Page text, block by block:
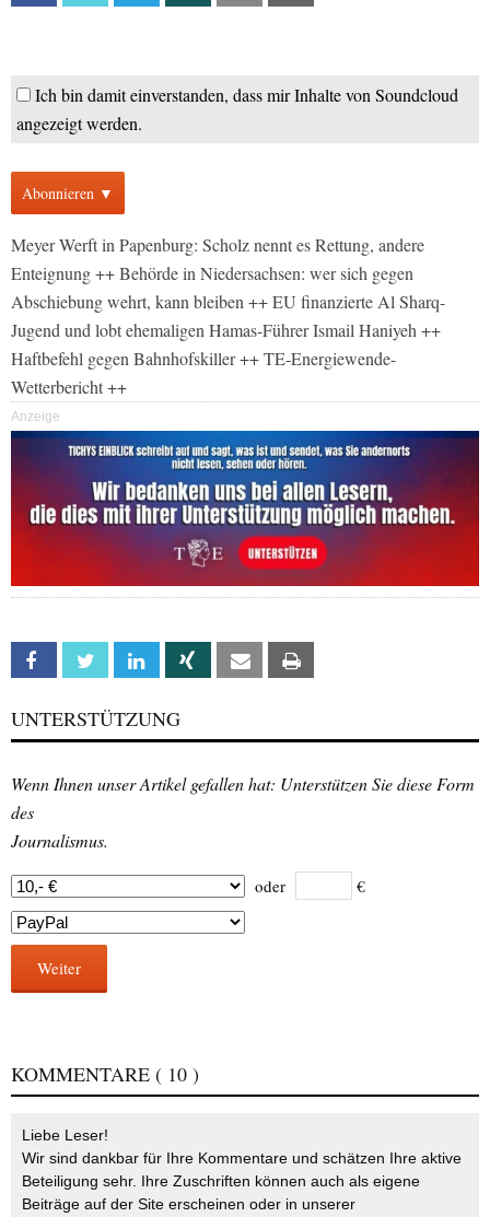
Ich bin damit einverstanden, dass mir Inhalte von Soundcloud
angezeigt werden.
Abonnieren ▼
Meyer Werft in Papenburg: Scholz nennt es Rettung, andere
Enteignung ++ Behörde in Niedersachsen: wer sich gegen
Abschiebung wehrt, kann bleiben ++ EU finanzierte Al Sharq-
Jugend und lobt ehemaligen Hamas-Führer Ismail Haniyeh ++
Haftbefehl gegen Bahnhofskiller ++ TE-Energiewende-
Wetterbericht ++
Anzeige
Facebook Twitter Linkedin Xing Email
UNTERSTÜTZUNG
Wenn Ihnen unser Artikel gefallen hat: Unterstützen Sie diese Form
des
Journalismus.
oder €
Weiter
KOMMENTARE ( 10 )
Liebe Leser!
Wir sind dankbar für Ihre Kommentare und schätzen Ihre aktive
Beteiligung sehr. Ihre Zuschriften können auch als eigene
Beiträge auf der Site erscheinen oder in unserer